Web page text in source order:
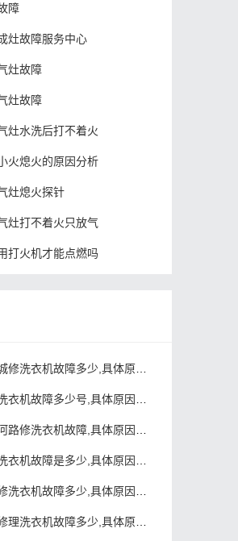
障
灶故障服务中心
灶故障
灶故障
灶水洗后打不着火
火熄火的原因分析
灶熄火探针
灶打不着火只放气
打火机才能点燃吗
衣机故障多少,具体原因和详细解决方法
故障多少号,具体原因和详细解决方法
洗衣机故障,具体原因和详细解决方法
故障是多少,具体原因和详细解决方法
机故障多少,具体原因和详细解决方法
衣机故障多少,具体原因和详细解决方法